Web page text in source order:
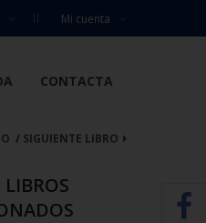
Mi cuenta
CONTACTA
SIGUIENTE LIBRO
/